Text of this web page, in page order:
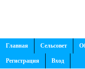
Главная Сельсовет
Регистрация Вход